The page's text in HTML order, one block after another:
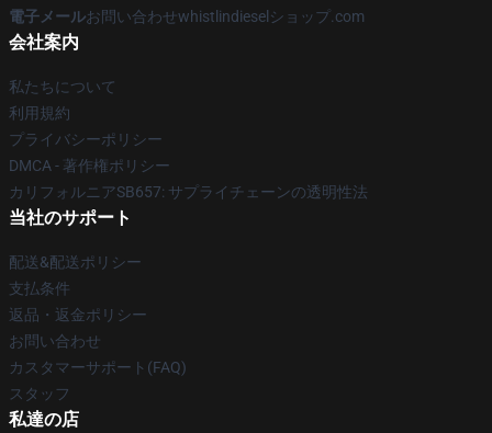
電子メールお問い合わせwhistlindieselショップ.com
会社案内
私たちについて
利用規約
プライバシーポリシー
DMCA - 著作権ポリシー
カリフォルニアSB657: サプライチェーンの透明性法
当社のサポート
配送&配送ポリシー
支払条件
返品・返金ポリシー
お問い合わせ
カスタマーサポート(FAQ)
スタッフ
私達の店